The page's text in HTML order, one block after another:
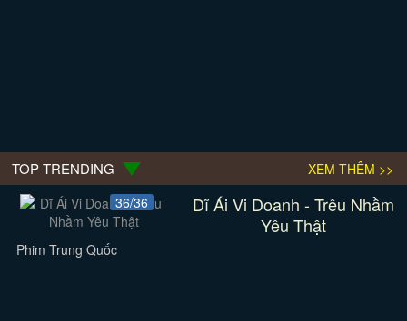
TOP TRENDING
XEM THÊM >>
36/36
Dĩ Ái Vi Doanh - Trêu Nhầm
Yêu Thật
Phim Trung Quốc